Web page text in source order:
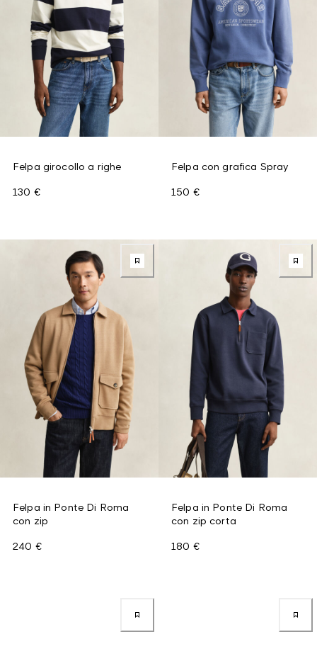
Felpa girocollo a righe
130 €
Felpa con grafica Spray
150 €
Felpa in Ponte Di Roma
con zip
240 €
Felpa in Ponte Di Roma
con zip corta
180 €